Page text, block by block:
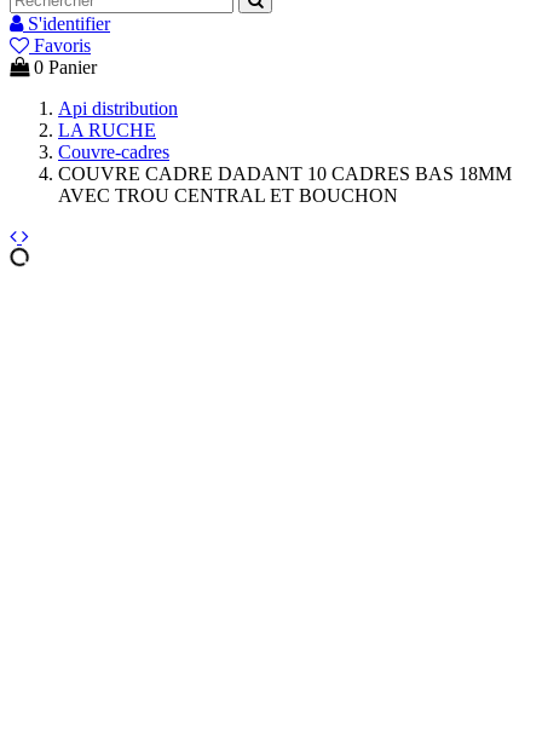
S'identifier
Favoris
0 Panier
Api distribution
LA RUCHE
Couvre-cadres
COUVRE CADRE DADANT 10 CADRES BAS 18MM
AVEC TROU CENTRAL ET BOUCHON